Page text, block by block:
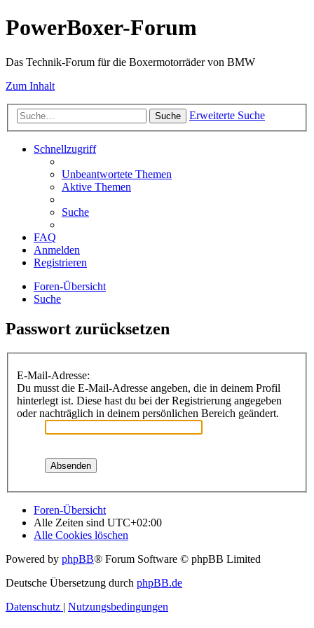
PowerBoxer-Forum
Das Technik-Forum für die Boxermotorräder von BMW
Zum Inhalt
Suche Erweiterte Suche
Schnellzugriff
Unbeantwortete Themen
Aktive Themen
Suche
FAQ
Anmelden
Registrieren
Foren-Übersicht
Suche
Passwort zurücksetzen
E-Mail-Adresse:
Du musst die E-Mail-Adresse angeben, die in deinem Profil
hinterlegt ist. Diese hast du bei der Registrierung angegeben
oder nachträglich in deinem persönlichen Bereich geändert.
Foren-Übersicht
Alle Zeiten sind UTC+02:00
Alle Cookies löschen
Powered by phpBB® Forum Software © phpBB Limited
Deutsche Übersetzung durch phpBB.de
Datenschutz | Nutzungsbedingungen